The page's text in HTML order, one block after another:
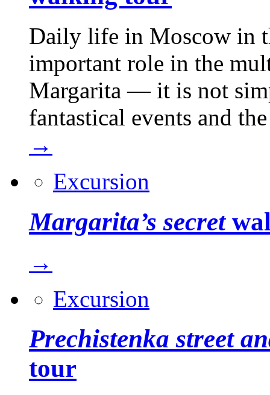
Daily life in Moscow in
important role in the
Margarita — it is not
fantastical events and
→
Excursion
Margarita’s secret
→
Excursion
Prechistenka street
tour